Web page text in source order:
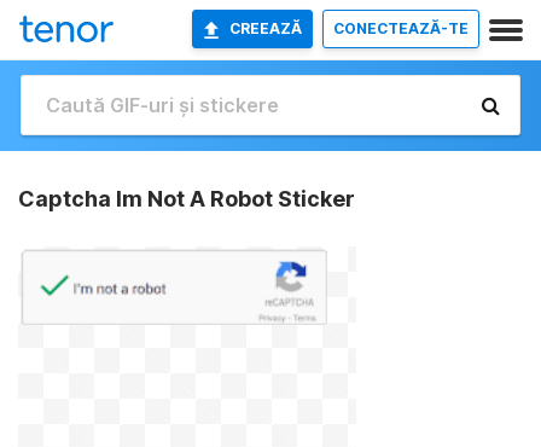
CREEAZĂ CONECTEAZĂ-TE
Captcha Im Not A Robot Sticker